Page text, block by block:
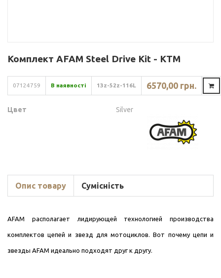
Комплект AFAM Steel Drive Kit - KTM
07124759 В наявності 13z-52z-116L 6570,00 грн.
Цвет Silver
Опис товару Сумісність
AFAM располагает лидирующей технологией производства
комплектов цепей и звезд для мотоциклов. Вот почему цепи и
звезды AFAM идеально подходят друг к другу.